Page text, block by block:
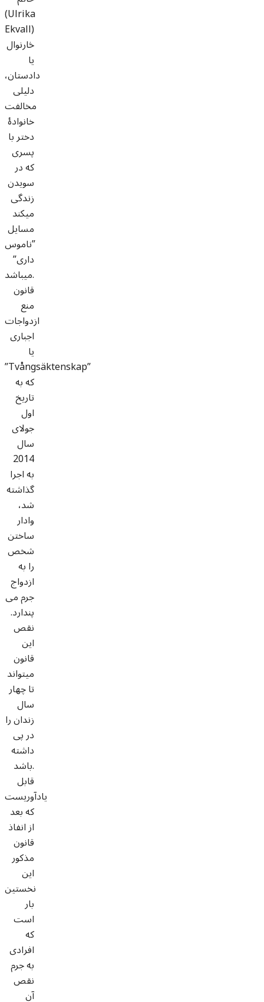
(Ulrika
Ekvall)
څارنوال
یا
دادستان،
دلیلی
مخالفت
خانوادۀ
دختر با
پسری
که در
سویدن
زندگی
میکند
مسایل
”ناموس
داری”
میباشد.
قانون
منع
ازدواجات
اجباری
یا
”Tvångsäktenskap”
که به
تاریخ
اول
جولای
سال
2014
به اجرا
گذاشته
شد،
وادار
ساختن
شخص
را به
ازدواج
جرم می
پندارد.
نقص
این
قانون
میتواند
تا چهار
سال
زندان را
در پی
داشته
باشد.
قابل
یادآوریست
که بعد
از انفاذ
قانون
مذکور
این
نخستین
بار
است
که
افرادی
به جرم
نقص
آن